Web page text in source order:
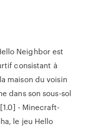
Neighbor est
consistant à
maison du voisin
dans son sous-sol
[1.0] - Minecraft-
le jeu Hello